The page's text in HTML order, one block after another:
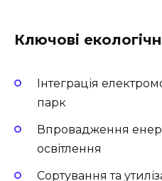
Ключові
Інтеграція
парк
Впровадження
освітлення
Сортування та